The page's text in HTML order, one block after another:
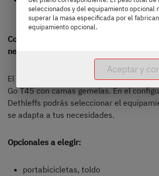
campo o para ir de vacaciones
Configura tu autocaravana con todo lo
necesitas
El único modelo de la gama es la
Go T45 con camas gemelas. En el
Dethleffs podrás seleccionar el
se adapta a tus necesidades.
Opcionales a elegir:
portabicicletas, toldo
seleccionados y del equipamiento opcional
superar la masa especificada por el
equipamiento opcional.
Aceptar y